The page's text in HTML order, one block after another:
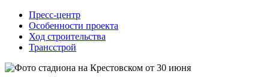
Пресс-центр
Особенности проекта
Ход строительства
Трансстрой